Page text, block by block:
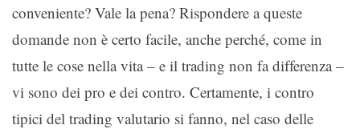
conveniente? Vale la pena? Rispondere a queste
domande non è certo facile, anche perché, come in
tutte le cose nella vita – e il trading non fa differenza –
vi sono dei pro e dei contro. Certamente, i contro
tipici del trading valutario si fanno, nel caso delle